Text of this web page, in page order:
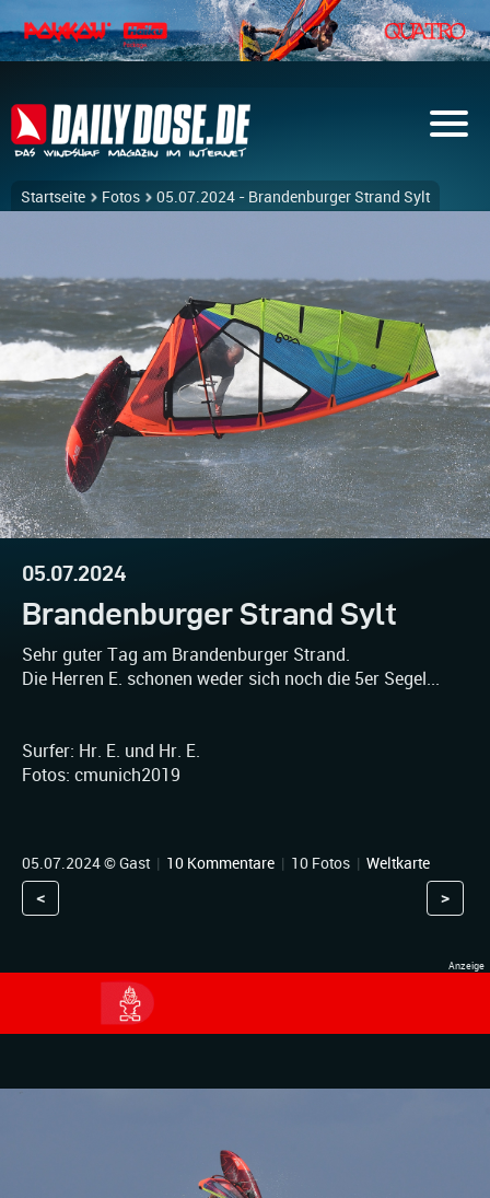
Startseite Fotos 05.07.2024 - Brandenburger Strand Sylt
05.07.2024
Brandenburger Strand Sylt
Sehr guter Tag am Brandenburger Strand.
Die Herren E. schonen weder sich noch die 5er Segel...
Surfer: Hr. E. und Hr. E.
Fotos: cmunich2019
05.07.2024 © Gast | 10 Kommentare | 10 Fotos | Weltkarte
< >